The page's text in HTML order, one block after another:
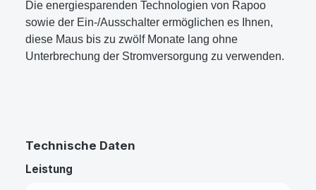
Die energiesparenden Technologien von Rapoo
sowie der Ein-/Ausschalter ermöglichen es Ihnen,
diese Maus bis zu zwölf Monate lang ohne
Unterbrechung der Stromversorgung zu verwenden.
Technische Daten
Leistung